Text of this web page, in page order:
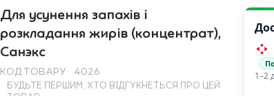
Для усунення запахів і
розкладання жирів (концентрат),
Санэкс
КОД ТОВАРУ 4026
БУДЬТЕ ПЕРШИМ, ХТО ВІДГУКНЕТЬСЯ ПРО ЦЕЙ
1–2